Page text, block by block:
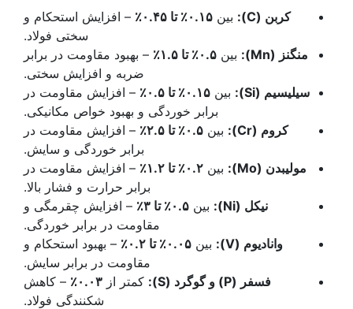
کربن (C): بین ۰.۱۵٪ تا ۰.۴۵٪
– افزایش استحکام و
سختی فولاد.
منگنز (Mn): بین ۰.۵٪ تا ۱.۵٪
– بهبود مقاومت در برابر
ضربه و افزایش سختی.
سیلیسیم (Si): بین ۰.۱۵٪ تا ۰.۵٪
– افزایش مقاومت در
برابر خوردگی و بهبود خواص مکانیکی.
کروم (Cr): بین ۰.۵٪ تا ۲.۵٪
– افزایش مقاومت در
برابر خوردگی و سایش.
مولیبدن (Mo): بین ۰.۲٪ تا ۱.۲٪
– افزایش مقاومت در
برابر حرارت و فشار بالا.
نیکل (Ni): بین ۰.۵٪ تا ۳٪
– افزایش چقرمگی و
مقاومت در برابر خوردگی.
وانادیوم (V): بین ۰.۰۵٪ تا ۰.۲٪
– بهبود استحکام و
مقاومت در برابر سایش.
فسفر (P) و گوگرد (S): کمتر از ۰.۰۳٪
– کاهش
شکنندگی فولاد.